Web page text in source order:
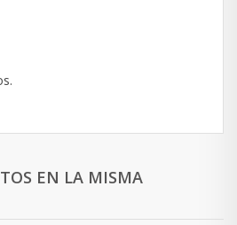
EN LA MISMA